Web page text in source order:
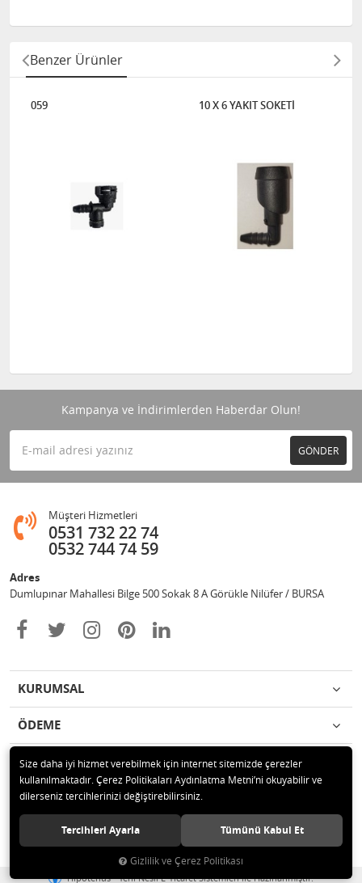
Benzer Ürünler
059 10 X 6 YAKIT SOKETİ
Kampanya ve İndirimlerden Haberdar Olun!
GÖNDER
Müşteri Hizmetleri
0531 732 22 74
0532 744 74 59
Adres
Dumlupınar Mahallesi Bilge 500 Sokak 8 A Görükle Nilüfer / BURSA
KURUMSAL
ÖDEME
İLETİŞİM
© 2020 MAG OTOMOTİV Tüm hakları saklıdır.
Hipotenüs Yeni Nesil E-Ticaret Sistemleri ile Hazırlanmıştır.
Size daha iyi hizmet verebilmek için internet sitemizde çerezler
kullanılmaktadır. Çerez Politikaları Aydınlatma Metni’ni okuyabilir ve
dilerseniz tercihlerinizi değiştirebilirsiniz.
Tercihleri Ayarla Tümünü Kabul Et
Gizlilik ve Çerez Politikası